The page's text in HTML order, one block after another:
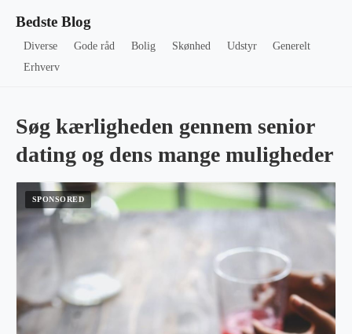
Bedste Blog
Diverse Gode råd Bolig Skønhed Udstyr
Generelt
Erhverv
Søg kærligheden gennem senior
dating og dens mange muligheder